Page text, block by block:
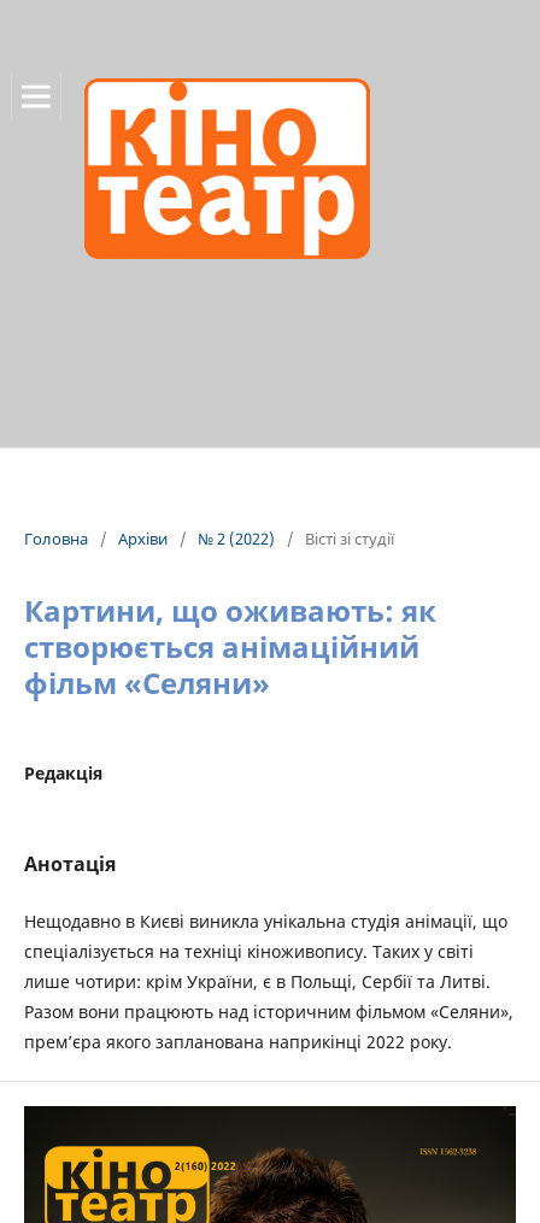
Головна / Архіви / № 2 (2022) / Вісті зі студії
Картини, що оживають: як
створюється анімаційний
фільм «Селяни»
Редакція
Анотація
Нещодавно в Києві виникла унікальна студія анімації, що
спеціалізується на техніці кіноживопису. Таких у світі
лише чотири: крім України, є в Польщі, Сербії та Литві.
Разом вони працюють над історичним фільмом «Селяни»,
прем’єра якого запланована наприкінці 2022 року.